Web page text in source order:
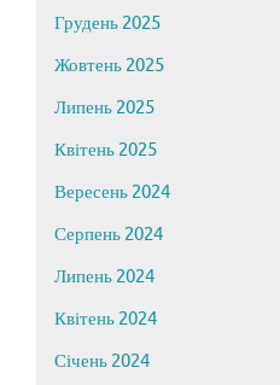
Грудень 2025
Жовтень 2025
Липень 2025
Квітень 2025
Вересень 2024
Серпень 2024
Липень 2024
Квітень 2024
Січень 2024